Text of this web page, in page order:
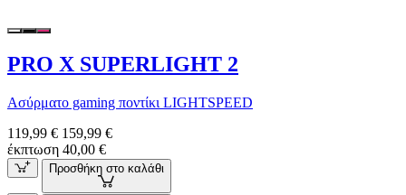
PRO X SUPERLIGHT 2
Ασύρματο gaming ποντίκι LIGHTSPEED
119,99 € 159,99 €
έκπτωση 40,00 €
Προσθήκη στο καλάθι